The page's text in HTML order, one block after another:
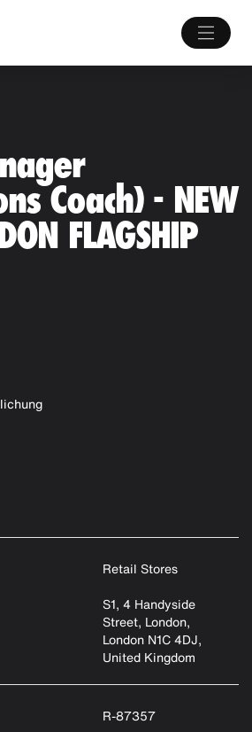
Coach) - NEW
FLAGSHIP
Retail Stores
S1, 4 Handyside
Street, London,
London N1C 4DJ,
United Kingdom
R-87357